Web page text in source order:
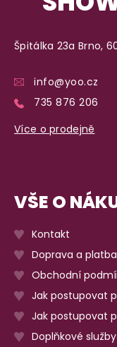
Špitálka 23a Brno,
info@yoo.cz
735 876 206
Více o prodejně
VŠE O
Kontakt
Doprava a platba
Obchodní
Jak postupovat
Jak postupovat
Doplňkové